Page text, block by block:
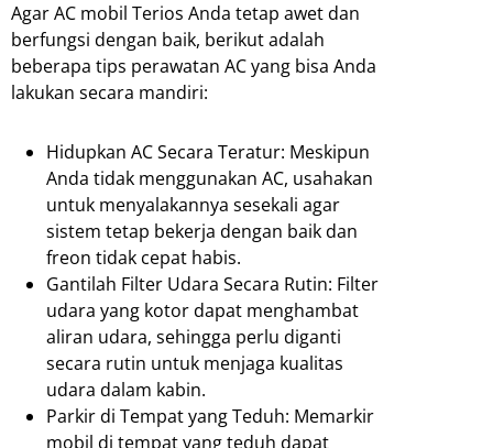
Agar AC mobil Terios Anda tetap awet dan
berfungsi dengan baik, berikut adalah
beberapa tips perawatan AC yang bisa Anda
lakukan secara mandiri:
Hidupkan AC Secara Teratur: Meskipun
Anda tidak menggunakan AC, usahakan
untuk menyalakannya sesekali agar
sistem tetap bekerja dengan baik dan
freon tidak cepat habis.
Gantilah Filter Udara Secara Rutin: Filter
udara yang kotor dapat menghambat
aliran udara, sehingga perlu diganti
secara rutin untuk menjaga kualitas
udara dalam kabin.
Parkir di Tempat yang Teduh: Memarkir
mobil di tempat yang teduh dapat